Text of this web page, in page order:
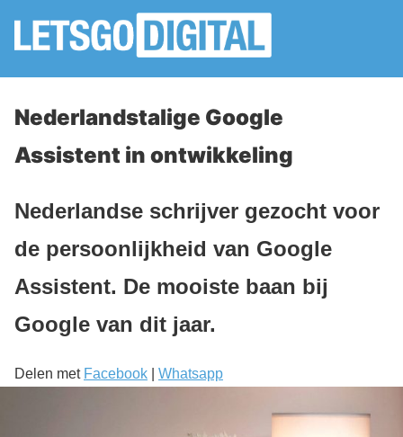
Nederlandstalige Google
Assistent in ontwikkeling
Nederlandse schrijver gezocht voor
de persoonlijkheid van Google
Assistent. De mooiste baan bij
Google van dit jaar.
Delen met Facebook Whatsapp